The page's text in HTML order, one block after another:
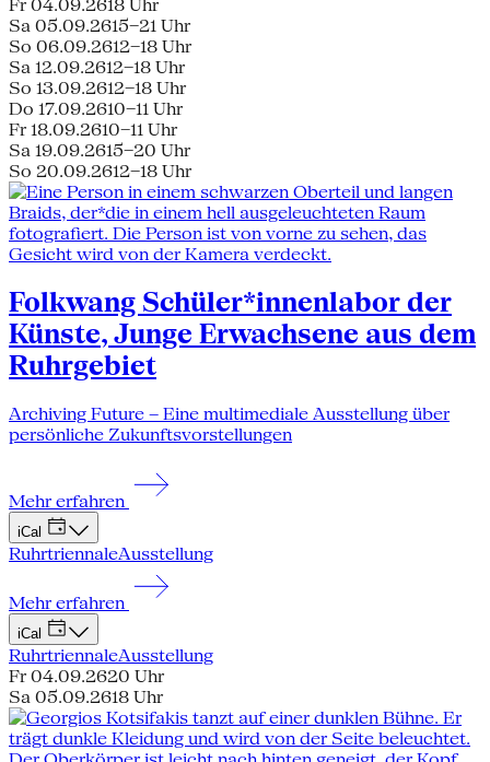
Fr 04.09.2618 Uhr
Sa 05.09.2615–21 Uhr
So 06.09.2612–18 Uhr
Sa 12.09.2612–18 Uhr
So 13.09.2612–18 Uhr
Do 17.09.2610–11 Uhr
Fr 18.09.2610–11 Uhr
Sa 19.09.2615–20 Uhr
So 20.09.2612–18 Uhr
Folkwang Schüler*innenlabor der
Künste, Junge Erwachsene aus dem
Ruhrgebiet
Archiving Future – Eine multimediale Ausstellung über
persönliche Zukunftsvorstellungen
Mehr erfahren
iCal
RuhrtriennaleAusstellung
Mehr erfahren
iCal
RuhrtriennaleAusstellung
Fr 04.09.2620 Uhr
Sa 05.09.2618 Uhr